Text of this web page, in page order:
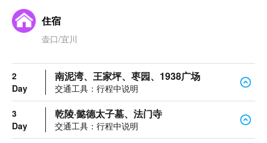
住宿
壶口/宜川
2
Day
南泥湾、王家坪、枣园、1938广场
交通工具：行程中说明
3
Day
乾陵·懿德太子墓、法门寺
交通工具：行程中说明